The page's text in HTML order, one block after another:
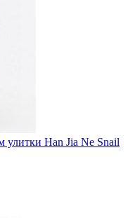
улитки Han Jia Ne Snail